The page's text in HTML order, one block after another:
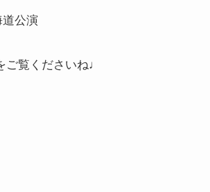
公演
ご覧くださいね♩